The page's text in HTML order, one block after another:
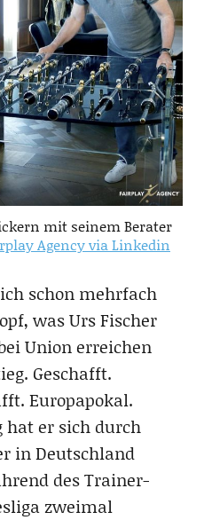
mit seinem Berater
Agency via Linkedin
schon mehrfach
was Urs Fischer
Union erreichen
Geschafft.
Europapokal.
hat er sich durch
in Deutschland
des Trainer-
zweimal